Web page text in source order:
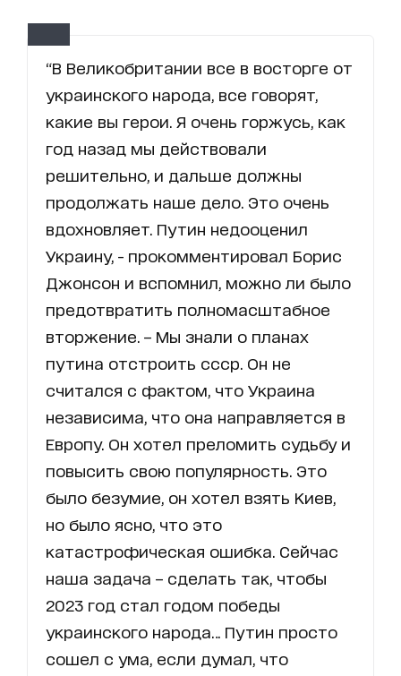
“В Великобритании все в восторге от
украинского народа, все говорят,
какие вы герои. Я очень горжусь, как
год назад мы действовали
решительно, и дальше должны
продолжать наше дело. Это очень
вдохновляет. Путин недооценил
Украину, - прокомментировал Борис
Джонсон и вспомнил, можно ли было
предотвратить полномасштабное
вторжение. – Мы знали о планах
путина отстроить ссср. Он не
считался с фактом, что Украина
независима, что она направляется в
Европу. Он хотел преломить судьбу и
повысить свою популярность. Это
было безумие, он хотел взять Киев,
но было ясно, что это
катастрофическая ошибка. Сейчас
наша задача – сделать так, чтобы
2023 год стал годом победы
украинского народа… Путин просто
сошел с ума, если думал, что